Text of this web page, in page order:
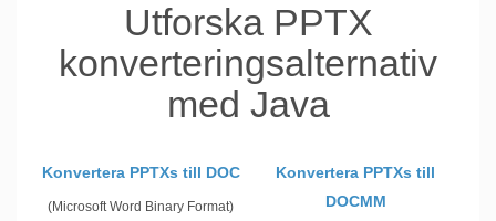
Utforska PPTX
konverteringsalternativ
med Java
Konvertera PPTXs till DOC
(Microsoft Word Binary Format)
Konvertera PPTXs till
DOCMM